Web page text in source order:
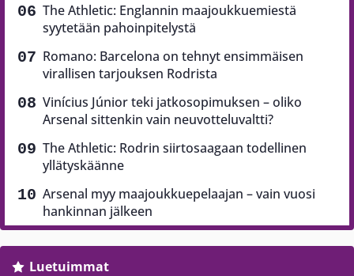
The Athletic: Englannin maajoukkuemiestä
syytetään pahoinpitelystä
Romano: Barcelona on tehnyt ensimmäisen
virallisen tarjouksen Rodrista
Vinícius Júnior teki jatkosopimuksen – oliko
Arsenal sittenkin vain neuvotteluvaltti?
The Athletic: Rodrin siirtosaagaan todellinen
yllätyskäänne
Arsenal myy maajoukkuepelaajan – vain vuosi
hankinnan jälkeen
Luetuimmat